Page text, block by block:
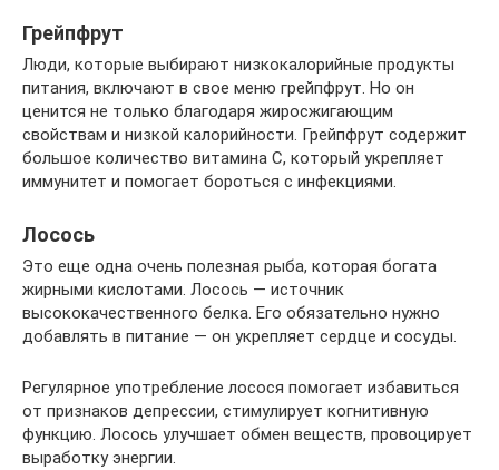
Грейпфрут
Люди, которые выбирают низкокалорийные продукты
питания, включают в свое меню грейпфрут. Но он
ценится не только благодаря жиросжигающим
свойствам и низкой калорийности. Грейпфрут содержит
большое количество витамина С, который укрепляет
иммунитет и помогает бороться с инфекциями.
Лосось
Это еще одна очень полезная рыба, которая богата
жирными кислотами. Лосось — источник
высококачественного белка. Его обязательно нужно
добавлять в питание — он укрепляет сердце и сосуды.
Регулярное употребление лосося помогает избавиться
от признаков депрессии, стимулирует когнитивную
функцию. Лосось улучшает обмен веществ, провоцирует
выработку энергии.